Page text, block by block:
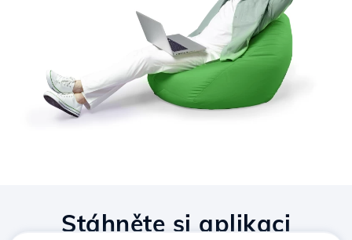
Stáhněte si aplikaci